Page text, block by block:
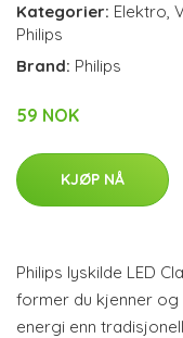
Kategorier: Elektro,
Philips
Brand: Philips
59 NOK
KJØP NÅ
Philips lyskilde LED
former du kjenner og
energi enn